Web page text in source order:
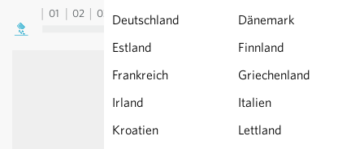
Deutschland
Dänemark
Estland
Finnland
Frankreich
Griechenland
Irland
Italien
Kroatien
Lettland
01 02 03 05 06 09